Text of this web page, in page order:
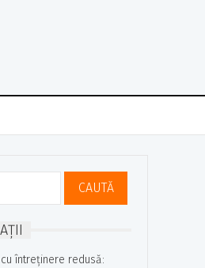
întreținere redusă: